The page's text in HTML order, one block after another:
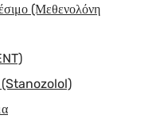
(Μεθενολόνη